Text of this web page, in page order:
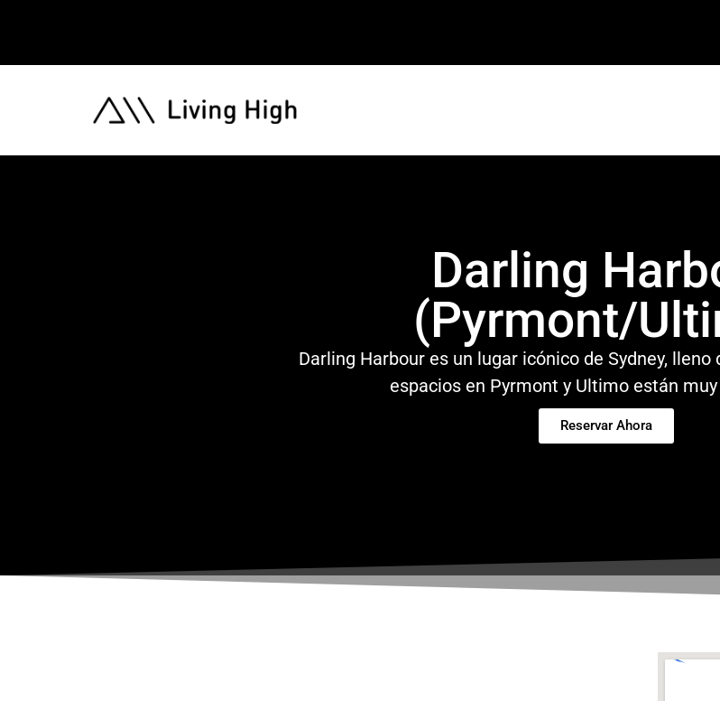
Darling
(Pyrmont/
Darling Harbour es un lugar icónico de Sydney,
espacios en Pyrmont y Ultimo están
Reservar Ahora